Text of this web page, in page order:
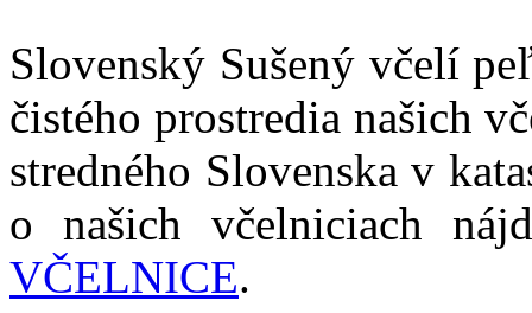
Slovenský Sušený včelí
čistého prostredia našich
stredného Slovenska v
o našich včelniciach
VČELNICE.